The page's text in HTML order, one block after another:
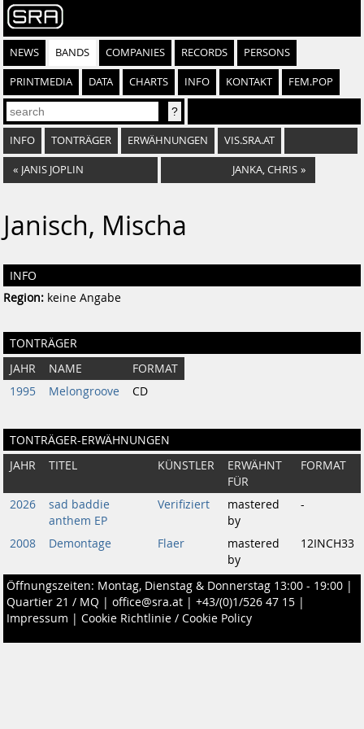
NEWS BANDS COMPANIES RECORDS PERSONS
PRINTMEDIA DATA CHARTS INFO KONTAKT FEM.POP
INFO TONTRÄGER ERWÄHNUNGEN VIS.SRA.AT
« JANIS JOPLIN JANKA, CHRIS »
Janisch, Mischa
INFO
Region: keine Angabe
TONTRÄGER
JAHR NAME
FORMAT
1995
Melongroove CD
TONTRÄGER-ERWÄHNUNGEN
JAHR TITEL KÜNSTLER
ERWÄHNT
FÜR
FORMAT
2026
sad baddie
anthem EP
Verifiziert
mastered
by
-
2008 Demontage Flaer
mastered
by
12INCH33
Öffnungszeiten: Montag, Dienstag & Donnerstag 13:00 - 19:00 |
Quartier 21 / MQ | office@sra.at | +43/(0)1/526 47 15 |
Impressum | Cookie Richtlinie / Cookie Policy